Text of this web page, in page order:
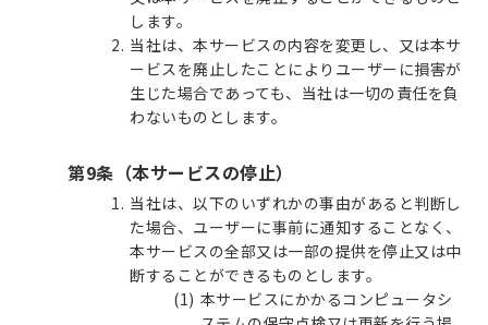
します。
当社は、本サービスの内容を変更し、又は本サ
ービスを廃止したことによりユーザーに損害が
生じた場合であっても、当社は一切の責任を負
わないものとします。
第9条（本サービスの停止）
当社は、以下のいずれかの事由があると判断し
た場合、ユーザーに事前に通知することなく、
本サービスの全部又は一部の提供を停止又は中
断することができるものとします。
本サービスにかかるコンピュータシ